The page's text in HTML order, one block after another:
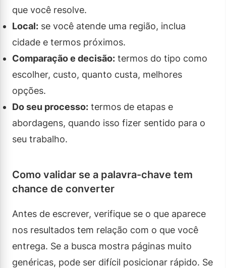
que você resolve.
Local: se você atende uma região, inclua
cidade e termos próximos.
Comparação e decisão: termos do tipo como
escolher, custo, quanto custa, melhores
opções.
Do seu processo: termos de etapas e
abordagens, quando isso fizer sentido para o
seu trabalho.
Como validar se a palavra-chave tem
chance de converter
Antes de escrever, verifique se o que aparece
nos resultados tem relação com o que você
entrega. Se a busca mostra páginas muito
genéricas, pode ser difícil posicionar rápido. Se